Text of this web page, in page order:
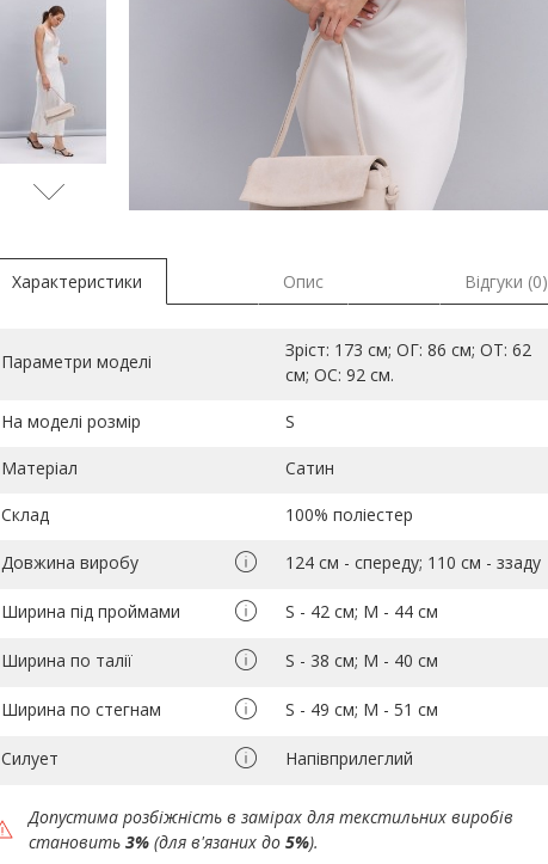
Характеристики Опис Відгуки (0)
Параметри моделі
Зріст: 173 см; ОГ: 86 см; ОТ: 62
см; ОС: 92 см.
На моделі розмір S
Матеріал Сатин
Склад 100% поліестер
Довжина виробу 124 см - спереду; 110 см - ззаду
Ширина під проймами S - 42 см; M - 44 см
Ширина по талії S - 38 см; M - 40 см
Ширина по стегнам S - 49 см; M - 51 см
Силует Напівприлеглий
Допустима розбіжність в замірах для текстильних виробів
становить 3% (для в'язаних до 5%).